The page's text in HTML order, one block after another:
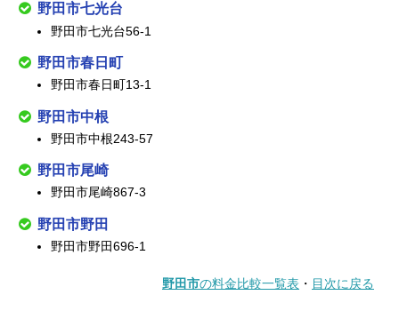
野田市七光台
野田市七光台56-1
野田市春日町
野田市春日町13-1
野田市中根
野田市中根243-57
野田市尾崎
野田市尾崎867-3
野田市野田
野田市野田696-1
野田市の料金比較一覧表 ・ 目次に戻る